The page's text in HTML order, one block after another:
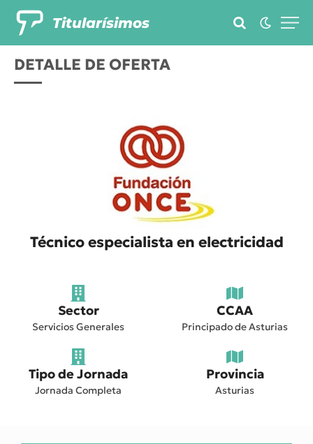
Titularísimos
DETALLE DE OFERTA
Técnico especialista en electricidad
Sector
Servicios Generales
Tipo de Jornada
Jornada Completa
CCAA
Principado de Asturias
Provincia
Asturias